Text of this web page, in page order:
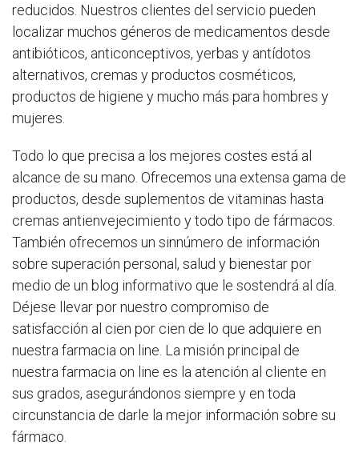
reducidos. Nuestros clientes del servicio pueden
localizar muchos géneros de medicamentos desde
antibióticos, anticonceptivos, yerbas y antídotos
alternativos, cremas y productos cosméticos,
productos de higiene y mucho más para hombres y
mujeres.
Todo lo que precisa a los mejores costes está al
alcance de su mano. Ofrecemos una extensa gama de
productos, desde suplementos de vitaminas hasta
cremas antienvejecimiento y todo tipo de fármacos.
También ofrecemos un sinnúmero de información
sobre superación personal, salud y bienestar por
medio de un blog informativo que le sostendrá al día.
Déjese llevar por nuestro compromiso de
satisfacción al cien por cien de lo que adquiere en
nuestra farmacia on line. La misión principal de
nuestra farmacia on line es la atención al cliente en
sus grados, asegurándonos siempre y en toda
circunstancia de darle la mejor información sobre su
fármaco.